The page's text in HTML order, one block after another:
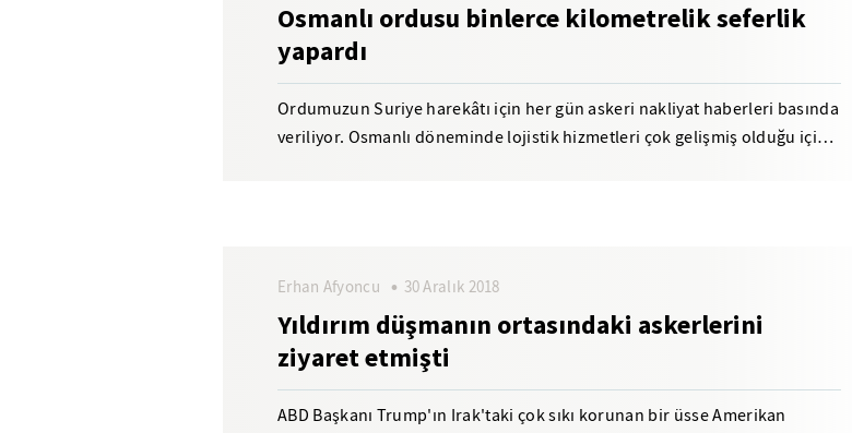
Osmanlı ordusu binlerce kilometrelik seferlik
yapardı
Ordumuzun Suriye harekâtı için her gün askeri nakliyat haberleri basında
veriliyor. Osmanlı döneminde lojistik hizmetleri çok gelişmiş olduğu için
Erhan Afyoncu 30 Aralık 2018
Yıldırım düşmanın ortasındaki askerlerini
ziyaret etmişti
ABD Başkanı Trump'ın Irak'taki çok sıkı korunan bir üsse Amerikan